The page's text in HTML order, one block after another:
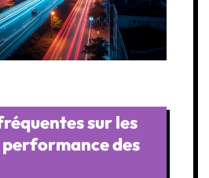
sur les
des